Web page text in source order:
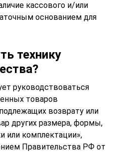
кассового и/или
основанием для
технику
руководствоваться
товаров
возврату или
других размера, формы,
или комплектации»,
Правительства РФ от